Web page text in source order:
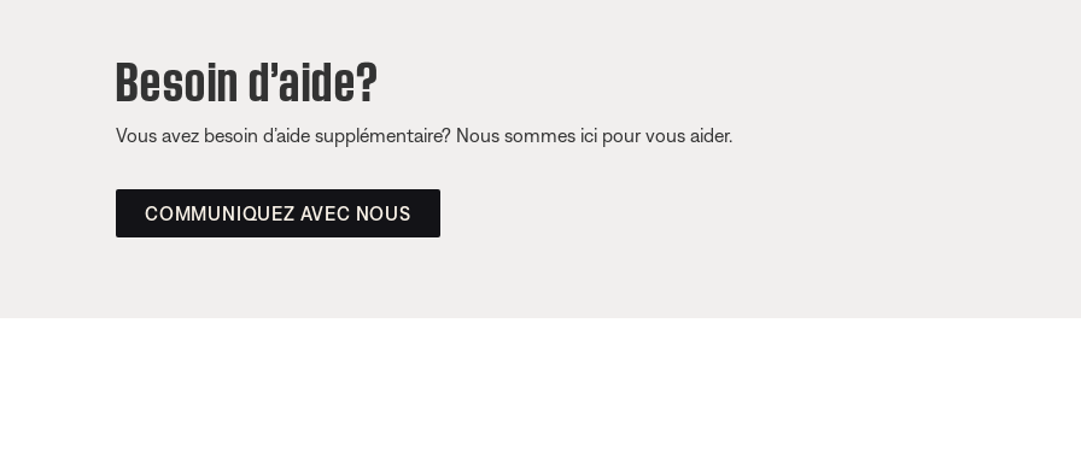
Besoin d’aide?
Vous avez besoin d’aide supplémentaire? Nous sommes ici pour vous aider.
COMMUNIQUEZ AVEC NOUS